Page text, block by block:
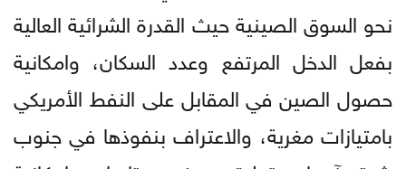
نحو السوق الصينية حيث القدرة الشرائية العالية
بفعل الدخل المرتفع وعدد السكان، وامكانية
حصول الصين في المقابل على النفط الأمريكي
بامتيازات مغرية، والاعتراف بنفوذها في جنوب